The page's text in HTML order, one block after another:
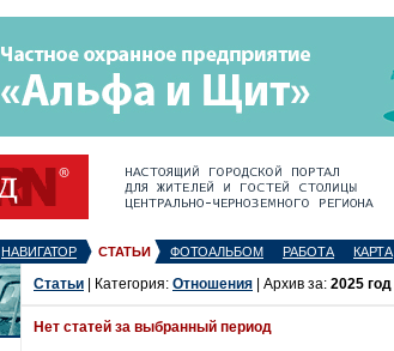
НАВИГАТОР СТАТЬИ ФОТОАЛЬБОМ РАБОТА КАРТА
Статьи | Категория: Отношения | Архив за: 2025 год
Нет статей за выбранный период